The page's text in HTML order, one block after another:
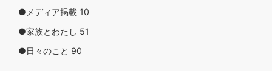
●メディア掲載 10
●家族とわたし 51
●日々のこと 90